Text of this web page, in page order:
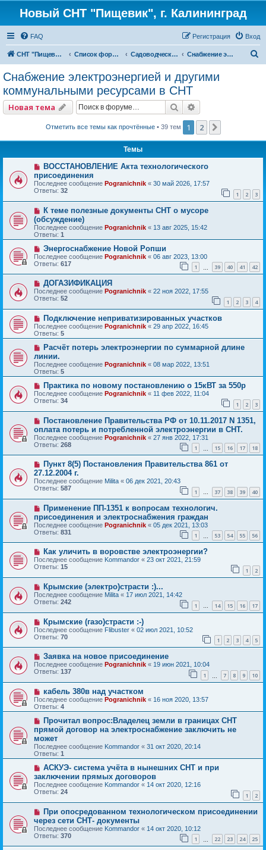
Новый СНТ "Пищевик", г. Калининград
FAQ Вход
Регистрация
СНТ "Пищевик" - возвращение на Главную страницу Список форумов Садоводческое некоммерческое товарищество - Товарищество собственников недвижимости и другие. Кто победит? Снабжение электроэнергией и другими коммунальными ресурсами в СНТ
Снабжение электроэнергией и другими
коммунальными ресурсами в СНТ
Новая тема Поиск
Отметить все темы как прочтённые• 39 тем 1 2
Темы
ВОССТАНОВЛЕНИЕ Акта технологического
присоединения
Последнее сообщение Pogranichnik « 30 май 2026, 17:57
Ответы: 32 1 2 3
К теме полезные документы СНТ о мусоре
(обсуждение)
Последнее сообщение Pogranichnik « 13 авг 2025, 15:42
Ответы: 1
Энергоснабжение Новой Ропши
Последнее сообщение Pogranichnik « 06 авг 2023, 13:00
Ответы: 617 1 39 40 41 42
ДОГАЗИФИКАЦИЯ
Последнее сообщение Pogranichnik « 22 ноя 2022, 17:55
Ответы: 52 1 2 3 4
Подключение неприватизированных участков
Последнее сообщение Pogranichnik « 29 апр 2022, 16:45
Ответы: 5
Расчёт потерь электроэнергии по суммарной длине
линии.
Последнее сообщение Pogranichnik « 08 мар 2022, 13:51
Ответы: 5
Практика по новому постановлению о 15кВТ за 550р
Последнее сообщение Pogranichnik « 11 фев 2022, 11:04
Ответы: 34 1 2 3
Постановление Правительства РФ от 10.11.2017 N 1351,
оплата потерь и потребленной электроэнергии в СНТ.
Последнее сообщение Pogranichnik « 27 янв 2022, 17:31
Ответы: 268 1 15 16 17 18
Пункт 8(5) Постановления Правительства 861 от
27.12.2004 г.
Последнее сообщение Milita « 06 дек 2021, 20:43
Ответы: 587 1 … 37 38 39 40
Применение ПП-1351 к вопросам технологич.
присоединения и электроснабжения граждан
Последнее сообщение Pogranichnik « 05 дек 2021, 13:03
Ответы: 831 1 53 54 55 56
Как уличить в воровстве электроэнергии?
Последнее сообщение Kommandor « 23 окт 2021, 21:59
Ответы: 15 1 2
Крымские (электро)страсти :)...
Последнее сообщение Milita « 17 июл 2021, 14:42
Ответы: 242 1 … 14 15 16 17
Крымские (газо)страсти :-)
Последнее сообщение Flibuster « 02 июл 2021, 10:52
Ответы: 70 1 2 3 4 5
Заявка на новое присоединение
Последнее сообщение Pogranichnik « 19 июн 2021, 10:04
Ответы: 137 1 7 8 9 10
кабель 380в над участком
Последнее сообщение Pogranichnik « 16 ноя 2020, 13:57
Ответы: 4
Прочитал вопрос:Владелец земли в границах СНТ
прямой договор на электроснабжение заключить не
может
Последнее сообщение Kommandor « 31 окт 2020, 20:14
Ответы: 1
АСКУЭ- система учёта в нынешних СНТ и при
заключении прямых договоров
Последнее сообщение Kommandor « 14 окт 2020, 12:16
Ответы: 24 1 2
При опосредованном технологическом присоединении
через сети СНТ- документы
Последнее сообщение Kommandor « 14 окт 2020, 10:12
Ответы: 370 1 22 23 24 25